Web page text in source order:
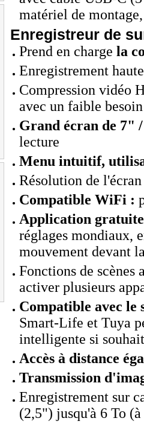
matériel de
Enregistreur de
Prend en charge la
Enregistrement
Compression vidéo
avec un faible
Grand écran de 7"
lecture
Menu intuitif,
Résolution de
Compatible WiFi :
Application
réglages mondiaux,
mouvement devant
Fonctions de scènes
activer plusieurs
Compatible avec le
Smart-Life et Tuya
intelligente si
Accès à distance
Transmission
Enregistrement sur
(2,5") jusqu'à 6 To